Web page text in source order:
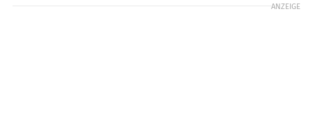
ANZEIGE